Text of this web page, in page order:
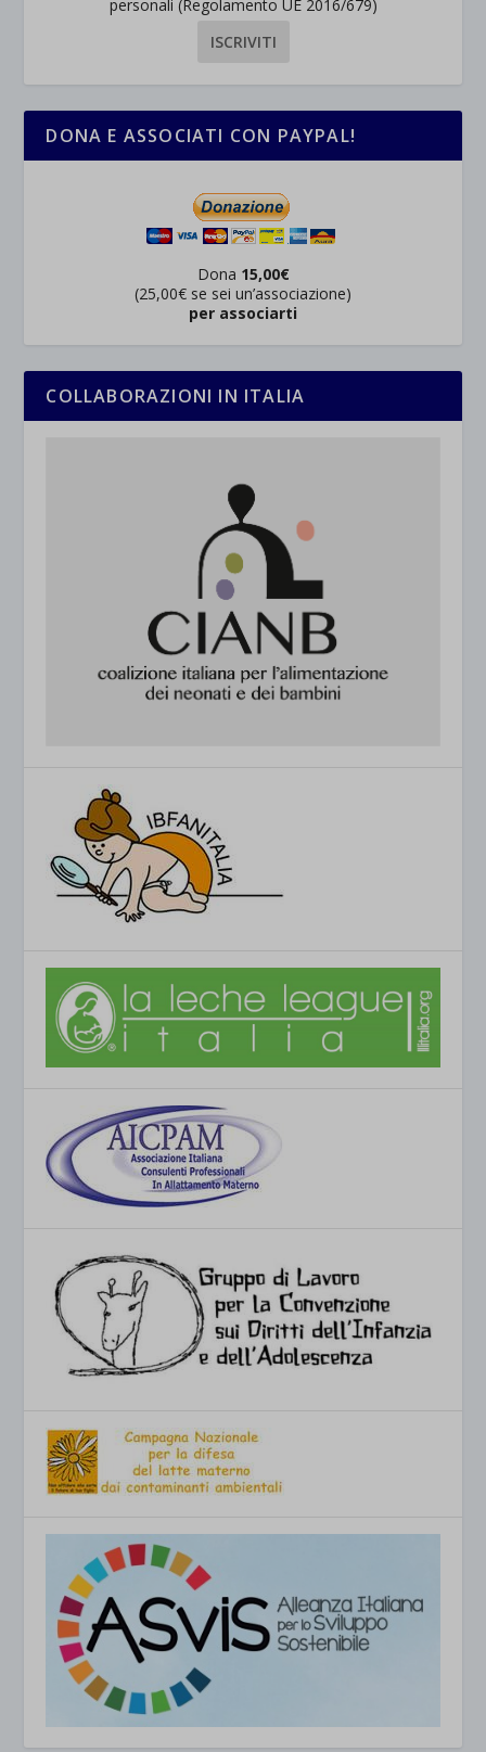
personali (Regolamento UE 2016/679)
DONA E ASSOCIATI CON PAYPAL!
Dona 15,00€
(25,00€ se sei un’associazione)
per associarti
COLLABORAZIONI IN ITALIA